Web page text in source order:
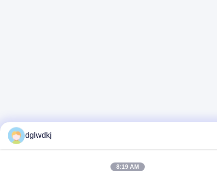
dglwdkj
8:19 AM